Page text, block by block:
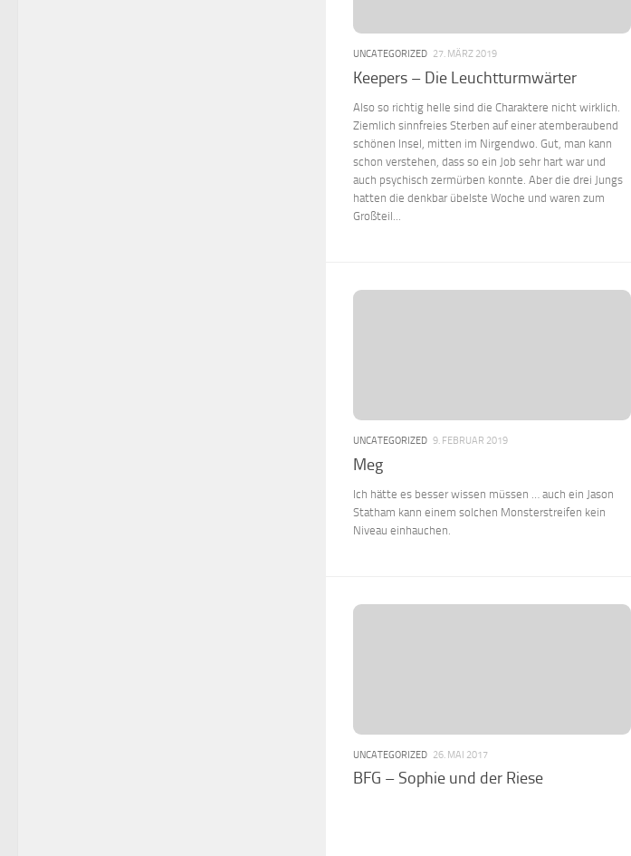
UNCATEGORIZED 27. MÄRZ 2019
Keepers – Die Leuchtturmwärter
Also so richtig helle sind die Charaktere nicht wirklich.
Ziemlich sinnfreies Sterben auf einer atemberaubend
schönen Insel, mitten im Nirgendwo. Gut, man kann
schon verstehen, dass so ein Job sehr hart war und
auch psychisch zermürben konnte. Aber die drei Jungs
hatten die denkbar übelste Woche und waren zum
Großteil...
UNCATEGORIZED 9. FEBRUAR 2019
Meg
Ich hätte es besser wissen müssen … auch ein Jason
Statham kann einem solchen Monsterstreifen kein
Niveau einhauchen.
UNCATEGORIZED 26. MAI 2017
BFG – Sophie und der Riese